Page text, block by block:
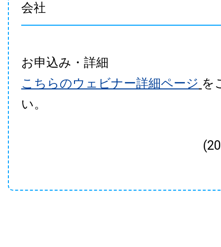
会社
お申込み・詳細
こちらのウェビナー詳細ページ を
い。